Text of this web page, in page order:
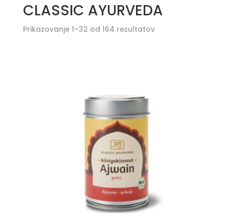
CLASSIC AYURVEDA
Prikazovanje 1–32 od 164 rezultatov